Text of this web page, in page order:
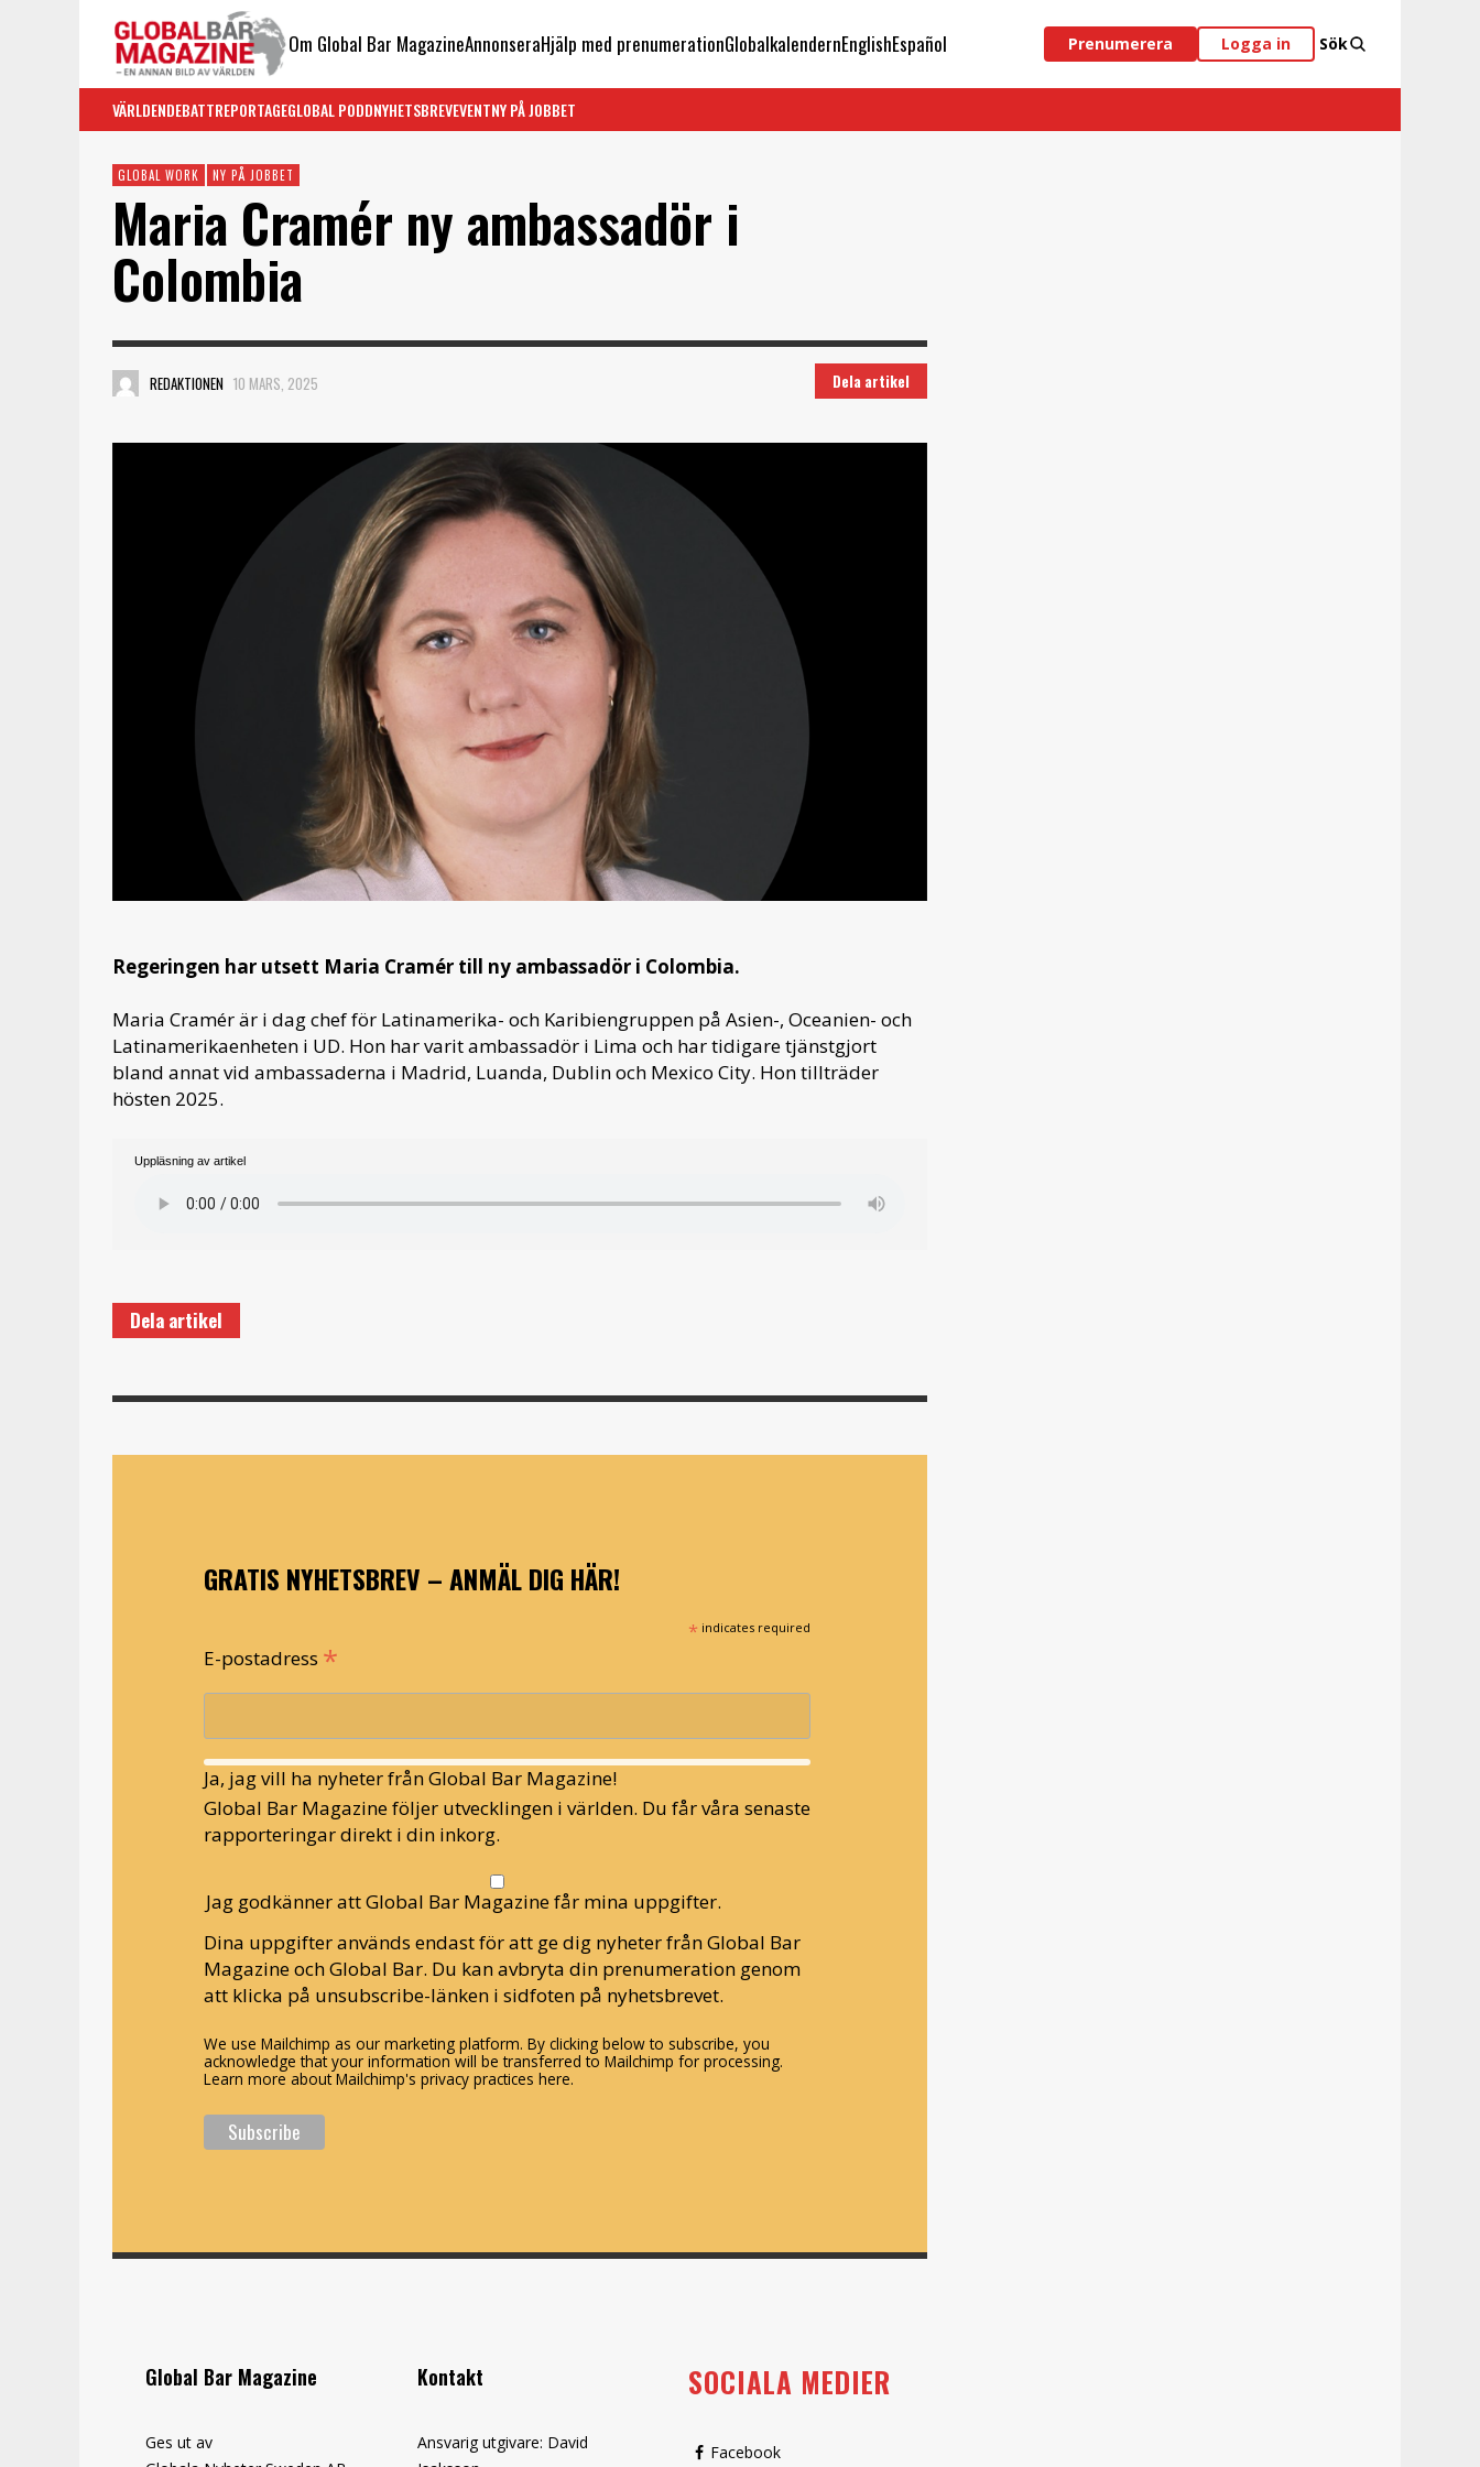
Om Global Bar MagazineAnnonseraHjälp med prenumerationGlobalkalendernEnglishEspañol Prenumerera Logga in Sök
VÄRLDENDEBATTREPORTAGEGLOBAL PODDNYHETSBREVEVENTNY PÅ JOBBET
GLOBAL WORK NY PÅ JOBBET
Maria Cramér ny ambassadör i
Colombia
REDAKTIONEN 10 MARS, 2025 Dela artikel
Regeringen har utsett Maria Cramér till ny ambassadör i Colombia.
Maria Cramér är i dag chef för Latinamerika- och Karibiengruppen på Asien-, Oceanien- och
Latinamerikaenheten i UD. Hon har varit ambassadör i Lima och har tidigare tjänstgjort
bland annat vid ambassaderna i Madrid, Luanda, Dublin och Mexico City. Hon tillträder
hösten 2025.
Uppläsning av artikel
Dela artikel
GRATIS NYHETSBREV – ANMÄL DIG HÄR!
* indicates required
E-postadress *
Ja, jag vill ha nyheter från Global Bar Magazine!
Global Bar Magazine följer utvecklingen i världen. Du får våra senaste
rapporteringar direkt i din inkorg.
Jag godkänner att Global Bar Magazine får mina uppgifter.
Dina uppgifter används endast för att ge dig nyheter från Global Bar
Magazine och Global Bar. Du kan avbryta din prenumeration genom
att klicka på unsubscribe-länken i sidfoten på nyhetsbrevet.
We use Mailchimp as our marketing platform. By clicking below to subscribe, you
acknowledge that your information will be transferred to Mailchimp for processing.
Learn more about Mailchimp's privacy practices here.
Global Bar Magazine
Ges ut av
Kontakt
Ansvarig utgivare: David
SOCIALA MEDIER
Facebook